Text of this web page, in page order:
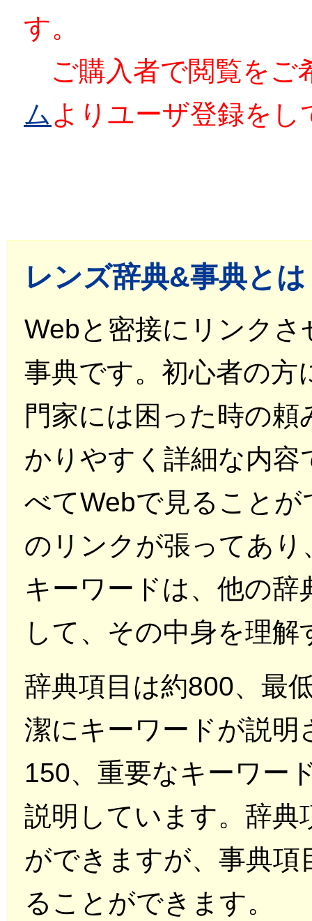
す。
ご購入者で閲覧をご
ム よりユーザ登録をし
レンズ辞典&事典と
Webと密接にリンク
事典です。初心者の方
門家には困った時の
かりやすく詳細な内容
べてWebで見ること
のリンクが張ってあ
キーワードは、他の
して、その中身を理
辞典項目は約800、最
潔にキーワードが説明
150、重要なキーワー
説明しています。辞
ができますが、事典
ることができます。